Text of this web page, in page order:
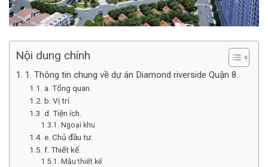
Nội dung chính
1. Thông tin chung về dự án Diamond riverside Quận 8.
a. Tổng quan.
b. Vị trí.
d. Tiện ích.
Ngoại khu
e. Chủ đầu tư.
f. Thiết kế.
Mẫu thiết kế